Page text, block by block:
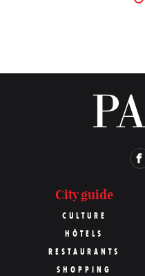
City guide
CULTURE
HÔTELS
RESTAURANTS
SHOPPING